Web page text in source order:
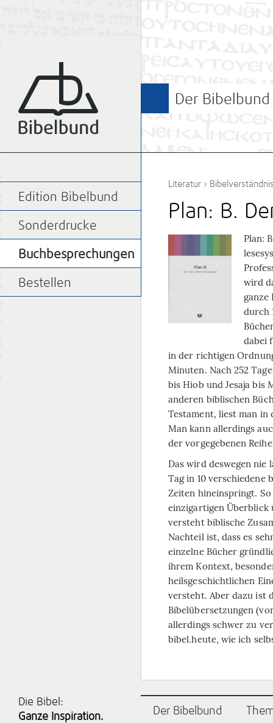
Der Bibelbund
Literatur ›
Plan: B.
Plan:
wird
ganze
durch
dabei
in der richtigen
Minuten. Nach 252
bis Hiob und Jesaja bis
anderen biblischen
Testament, liest man in
Man kann allerdings
der vorgegebenen
Das wird deswegen nie
Tag in 10 verschiedene
Zeiten hineinspringt.
einzigartigen Überblick
versteht biblische
Nachteil ist, dass es
einzelne Bücher
ihrem Kontext,
heilsgeschichtlichen
versteht. Aber dazu ist
Bibel­übersetzungen
allerdings schwer zu
bibel.heute, wie ich
Edition Bibelbund
Sonderdrucke
Buchbesprechungen
Bestellen
Die Bibel:
Ganze Inspiration.
Der Bibelbund